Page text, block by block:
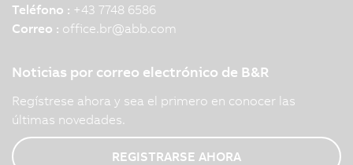
Teléfono : +43 7748 6586
Correo : office.br@abb.com
Noticias por correo electrónico de B&R
Regístrese ahora y sea el primero en conocer las
últimas novedades.
REGISTRARSE AHORA